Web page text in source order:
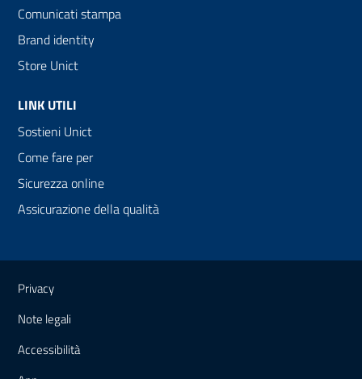
Comunicati stampa
Brand identity
Store Unict
LINK UTILI
Sostieni Unict
Come fare per
Sicurezza online
Assicurazione della qualità
Link e informazioni utili
Privacy
Note legali
Accessibilità